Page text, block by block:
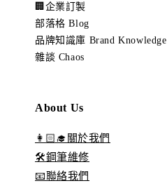
🏢企業訂製
部落格 Blog
品牌知識庫 Brand Knowledge
雜談 Chaos
About Us
👩🏻‍🎓關於我們
🛠️鋼筆維修
📧聯絡我們